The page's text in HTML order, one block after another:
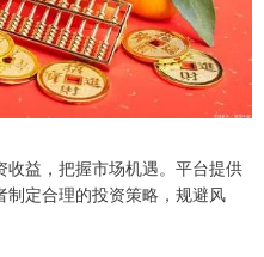
益，把握市场机遇。平台提供
定合理的投资策略，规避风